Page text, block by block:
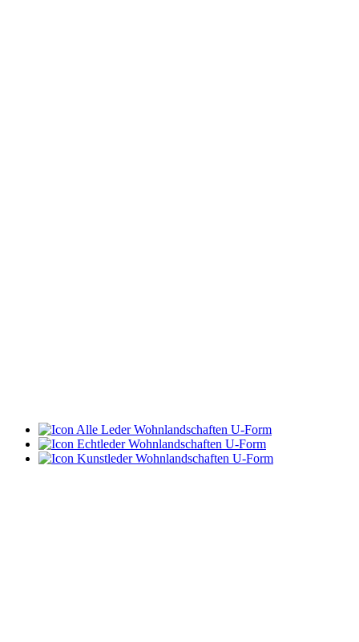
Alle Leder Wohnlandschaften U-Form
Echtleder Wohnlandschaften U-Form
Kunstleder Wohnlandschaften U-Form